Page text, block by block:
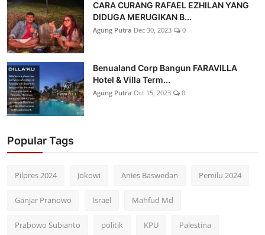
CARA CURANG RAFAEL EZHILAN YANG
DIDUGA MERUGIKAN B...
Agung Putra Dec 30, 2023 0
Benualand Corp Bangun FARAVILLA
Hotel & Villa Term...
Agung Putra Oct 15, 2023 0
Popular Tags
Pilpres 2024 Jokowi Anies Baswedan Pemilu 2024
Ganjar Pranowo Israel Mahfud Md
Prabowo Subianto politik KPU Palestina